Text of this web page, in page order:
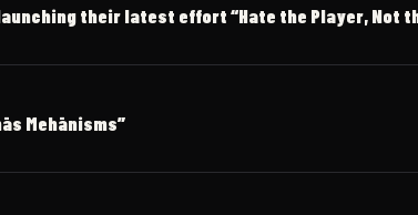
their latest effort “Hate the Player, Not
Mehānisms”